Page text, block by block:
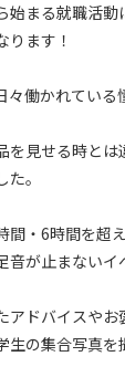
始まる就職活
ります！
々働かれてい
を見せる時と
。
・6時間を超
が止まないイ
ドバイスやお
生の集合写真を